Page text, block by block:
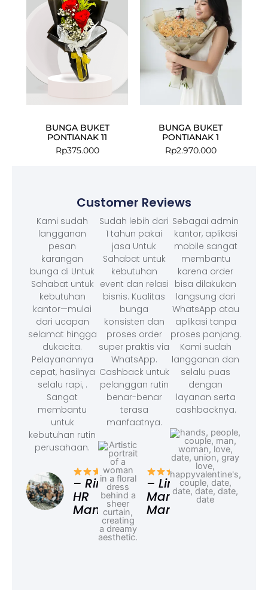
BUNGA BUKET
PONTIANAK 11
Rp375.000
BUNGA BUKET
PONTIANAK 1
Rp2.970.000
Customer Reviews
Kami sudah
langganan
pesan
karangan
bunga di Untuk
Sahabat untuk
kebutuhan
kantor—mulai
dari ucapan
selamat hingga
dukacita.
Pelayanannya
cepat, hasilnya
selalu rapi, .
Sangat
membantu
untuk
kebutuhan rutin
perusahaan.
– Rina,
HR
Manager
Sudah lebih dari
1 tahun pakai
jasa Untuk
Sahabat untuk
kebutuhan
event dan relasi
bisnis. Kualitas
bunga
konsisten dan
proses order
super praktis via
WhatsApp.
Cashback untuk
pelanggan rutin
benar-benar
terasa
manfaatnya.
– Linda,
Marketing
Manager
Sebagai admin
kantor, aplikasi
mobile sangat
membantu
karena order
bisa dilakukan
langsung dari
WhatsApp atau
aplikasi tanpa
proses panjang.
Kami sudah
langganan dan
selalu puas
dengan
layanan serta
cashbacknya.